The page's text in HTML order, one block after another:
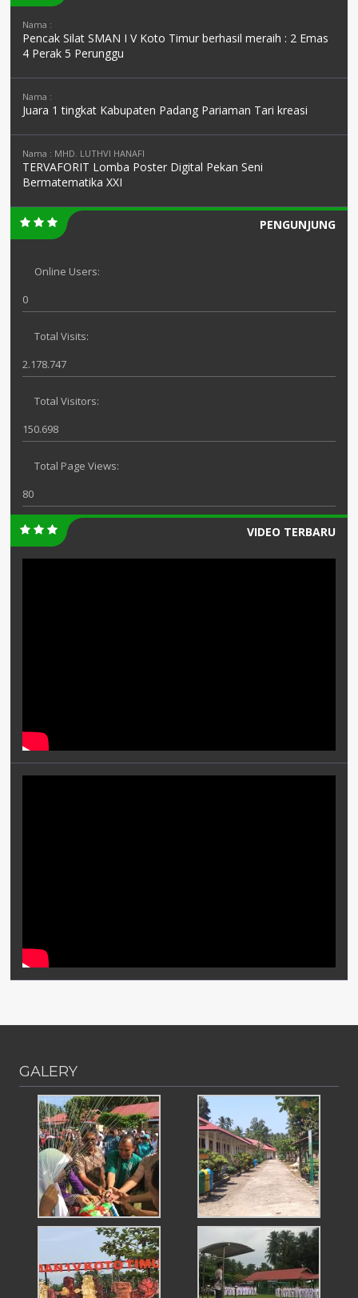
Nama :
Pencak Silat SMAN I V Koto Timur berhasil meraih : 2 Emas
4 Perak 5 Perunggu
Nama :
Juara 1 tingkat Kabupaten Padang Pariaman Tari kreasi
Nama : MHD. LUTHVI HANAFI
TERVAFORIT Lomba Poster Digital Pekan Seni
Bermatematika XXI
PENGUNJUNG
Online Users:
0
Total Visits:
2.178.747
Total Visitors:
150.698
Total Page Views:
80
VIDEO TERBARU
GALERY